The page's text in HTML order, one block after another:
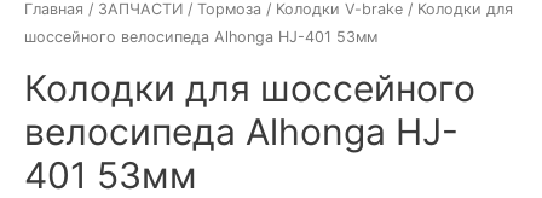
Главная / ЗАПЧАСТИ / Тормоза / Колодки V-brake / Колодки для
шоссейного велосипеда Alhonga HJ-401 53мм
Колодки для шоссейного
велосипеда Alhonga HJ-
401 53мм